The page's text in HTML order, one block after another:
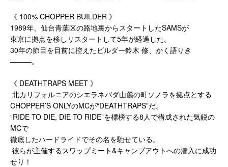
《 100% CHOPPER BUILDER 》
1989年、仙台青葉区の路地裏からスタートしたSAMSが
東京に拠点を移しリスタートして5年が経過した。
30年の節目を目前に控えたビルダー鈴木 修、かく語りき
―――。
《 DEATHTRAPS MEET 》
北カリフォルニアのシエラネバダ山麓の町ソノラを拠点とする
CHOPPER’S ONLYのMCが“DEATHTRAPS”だ。
“RIDE TO DIE, DIE TO RIDE”を標榜する8人で構成された気鋭の
MCで
徹底したハードライドでその名を馳せている。
彼らが主催するスワップミート&キャンプアウトへの潜入に成功
せり！